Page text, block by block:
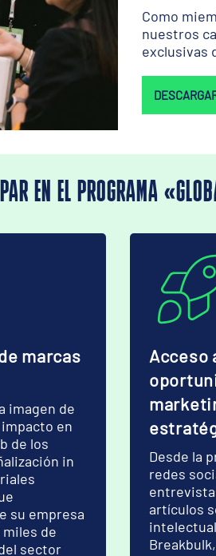
Como
nuestros
exclusivas
EN EL PROGRAMA
marcas
imagen de
en
de los
in
su empresa
de
sector
Acceso
Desde la
redes
artículos